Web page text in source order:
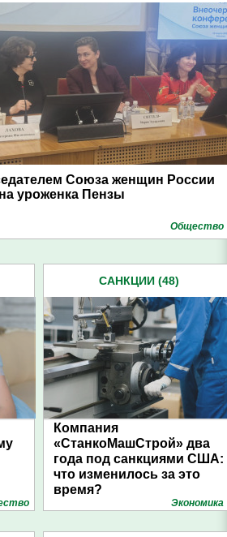
Союза женщин России
уроженка Пензы
Общество
САНКЦИИ (48)
Компания
«СтанкоМашСтрой» два
года под санкциями США:
что изменилось за это
время?
Экономика